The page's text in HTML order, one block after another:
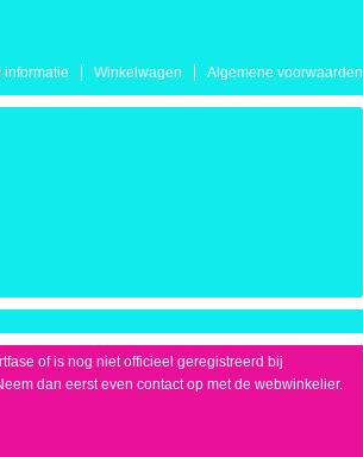
informatie Winkelwagen Algemene voorwaarden
of is nog niet officieel geregistreerd bij
dan eerst even contact op met de webwinkelier.